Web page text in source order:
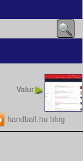
Valur
handball.hu blog